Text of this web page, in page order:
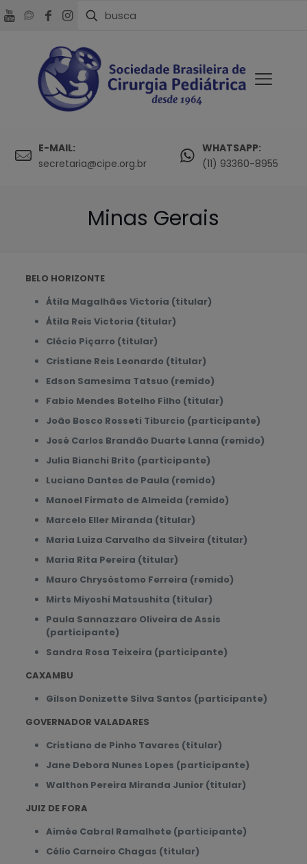
E-MAIL:
secretaria@cipe.org.br
WHATSAPP:
(11) 93360-8955
Minas Gerais
BELO HORIZONTE
Átila Magalhães Victoria (titular)
Átila Reis Victoria (titular)
Clécio Piçarro (titular)
Cristiane Reis Leonardo (titular)
Edson Samesima Tatsuo (remido)
Fabio Mendes Botelho Filho (titular)
João Bosco Rosseti Tiburcio (participante)
José Carlos Brandão Duarte Lanna (remido)
Julia Bianchi Brito (participante)
Luciano Dantes de Paula (remido)
Manoel Firmato de Almeida (remido)
Marcelo Eller Miranda (titular)
Maria Luiza Carvalho da Silveira (titular)
Maria Rita Pereira (titular)
Mauro Chrysóstomo Ferreira (remido)
Mirts Miyoshi Matsushita (titular)
Paula Sannazzaro Oliveira de Assis
(participante)
Sandra Rosa Teixeira (participante)
CAXAMBU
Gilson Donizette Silva Santos (participante)
GOVERNADOR VALADARES
Cristiano de Pinho Tavares (titular)
Jane Debora Nunes Lopes (participante)
Walthon Pereira Miranda Junior (titular)
JUIZ DE FORA
Aimée Cabral Ramalhete (participante)
Célio Carneiro Chagas (titular)